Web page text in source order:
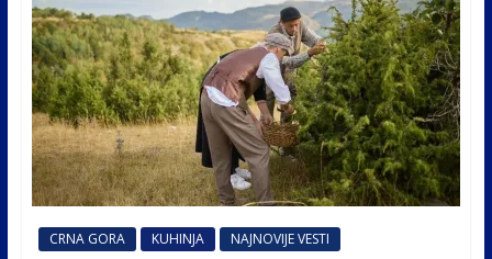
CRNA GORA KUHINJA NAJNOVIJE VESTI